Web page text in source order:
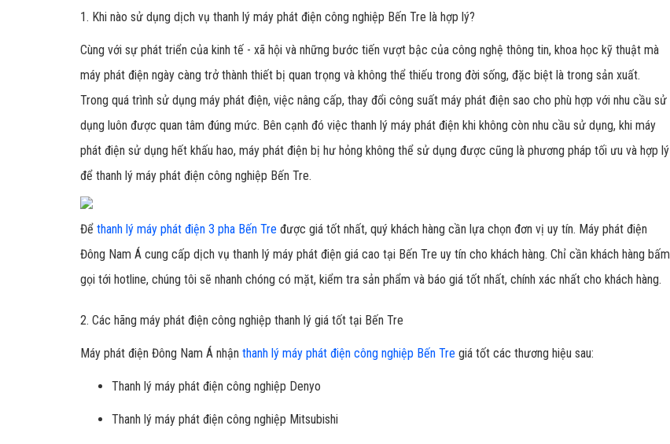
1. Khi nào sử dụng dịch vụ thanh lý máy phát điện công nghiệp Bến Tre là hợp lý?
Cùng với sự phát triển của kinh tế - xã hội và những bước tiến vượt bậc của công nghệ thông tin, khoa học kỹ thuật mà
máy phát điện ngày càng trở thành thiết bị quan trọng và không thể thiếu trong đời sống, đặc biệt là trong sản xuất.
Trong quá trình sử dụng máy phát điện, việc nâng cấp, thay đổi công suất máy phát điện sao cho phù hợp với nhu cầu sử
dụng luôn được quan tâm đúng mức. Bên cạnh đó việc thanh lý máy phát điện khi không còn nhu cầu sử dụng, khi máy
phát điện sử dụng hết khấu hao, máy phát điện bị hư hỏng không thể sử dụng được cũng là phương pháp tối ưu và hợp lý
để thanh lý máy phát điện công nghiệp Bến Tre.
Để thanh lý máy phát điện 3 pha Bến Tre được giá tốt nhất, quý khách hàng cần lựa chọn đơn vị uy tín. Máy phát điện
Đông Nam Á cung cấp dịch vụ thanh lý máy phát điện giá cao tại Bến Tre uy tín cho khách hàng. Chỉ cần khách hàng bấm
gọi tới hotline, chúng tôi sẽ nhanh chóng có mặt, kiểm tra sản phẩm và báo giá tốt nhất, chính xác nhất cho khách hàng.
2. Các hãng máy phát điện công nghiệp thanh lý giá tốt tại Bến Tre
Máy phát điện Đông Nam Á nhận thanh lý máy phát điện công nghiệp Bến Tre giá tốt các thương hiệu sau:
Thanh lý máy phát điện công nghiệp Denyo
Thanh lý máy phát điện công nghiệp Mitsubishi
Like Fanpage Để Ủng Hộ Chúng Tôi Duy Trì Website